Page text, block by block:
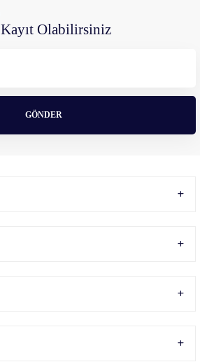
bulunuyor.
pahalı.
Olabilirsiniz
GÖNDER